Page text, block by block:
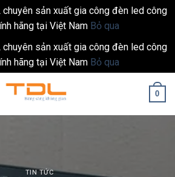
chuyên sản xuất gia công đèn led công
hãng tại Việt Nam Bỏ qua
chuyên sản xuất gia công đèn led công
hãng tại Việt Nam Bỏ qua
0
TIN TỨC